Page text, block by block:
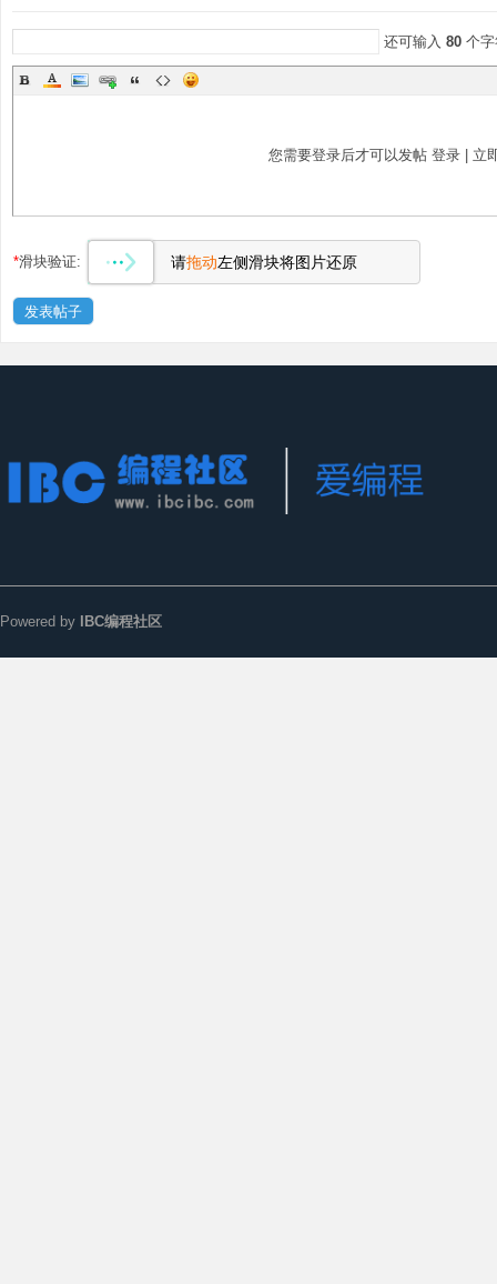
还可输入 80 个
您需要登录后才可以发帖 登录 立
*滑块验证: 请拖动左侧滑块将图片还原
发表帖子
Powered by IBC编程社区